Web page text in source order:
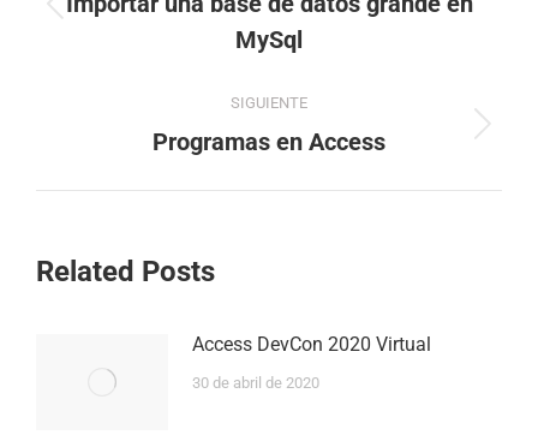
Entrada
anterior:
MySql
SIGUIENTE
Siguiente
Programas en Access
Related Posts
Access DevCon 2020 Virtual
30 de abril de 2020